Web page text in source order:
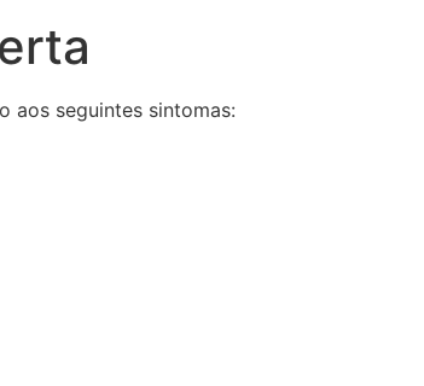
aos seguintes sintomas: